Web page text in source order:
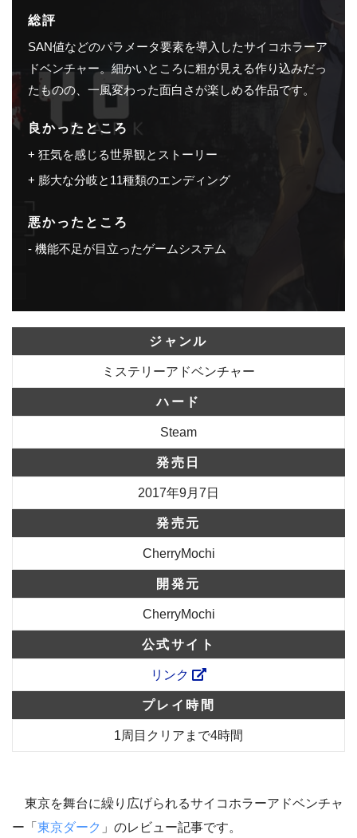
総評
SAN値などのパラメータ要素を導入したサイコホラーア
ドベンチャー。細かいところに粗が見える作り込みだっ
たものの、一風変わった面白さが楽しめる作品です。
良かったところ
狂気を感じる世界観とストーリー
膨大な分岐と11種類のエンディング
悪かったところ
機能不足が目立ったゲームシステム
ジャンル
ミステリーアドベンチャー
ハード
Steam
発売日
2017年9月7日
発売元
CherryMochi
開発元
CherryMochi
公式サイト
リンク
プレイ時間
1周目クリアまで4時間
東京を舞台に繰り広げられるサイコホラーアドベンチャ
ー 「 東京ダーク 」のレビュー記事です。